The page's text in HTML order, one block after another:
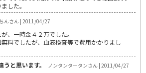
した。
んさん | 2011/04/27
、一時金４２万でした。
料でしたが、血液検査等で費用かかりまし
と思います。
ノンタンタータンさん | 2011/04/27